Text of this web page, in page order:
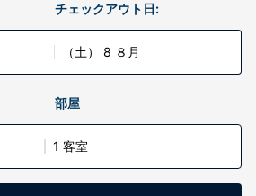
チェックアウト日:
（土） 8 ８月
部屋
1 客室